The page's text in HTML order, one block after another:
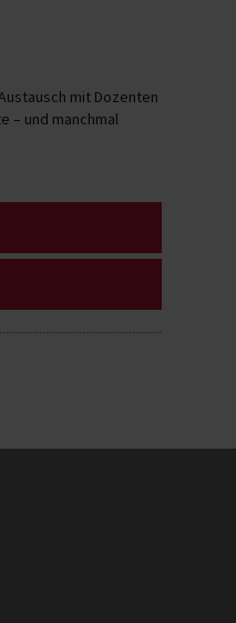
mit Dozenten
– und manchmal